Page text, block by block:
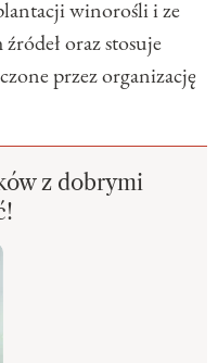
winorośli i ze
oraz stosuje
przez organizację
z dobrymi